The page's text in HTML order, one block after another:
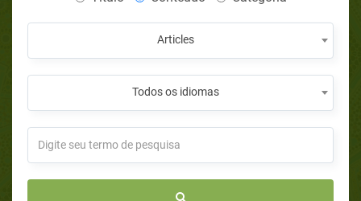
Articles
Todos os idiomas